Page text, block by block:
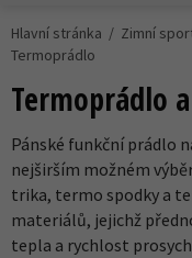
Hlavní stránka Zimní
Termoprádlo
Termoprádlo
Pánské funkční prádlo
nejširším možném
trika, termo spodky a
materiálů, jejichž
tepla a rychlost